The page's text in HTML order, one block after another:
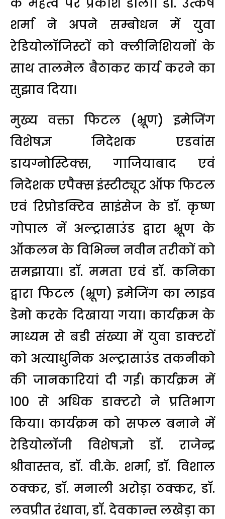
शर्मा ने अपने सम्बोधन में युवा
रेडियोलाॅजिस्टों को क्लीनिशियनों के
साथ तालमेल बैठाकर कार्य करने का
सुझाव दिया।
मुख्य वक्ता फिटल (भ्रूण) इमेजिंग
विशेषज्ञ निदेशक एडवांस
डायग्नोस्टिक्स, गाजियाबाद एवं
निदेशक एपैक्स इंस्टीट्यूट ऑफ फिटल
एवं रिप्रोडक्टिव साइंसेज के डाॅ. कृष्ण
गोपाल नें अल्ट्रासाउंड द्वारा भ्रूण के
ऑकलन के विभिन्न नवीन तरीकों को
समझाया। डाॅ. ममता एवं डाॅ. कनिका
द्वारा फिटल (भ्रूण) इमेजिंग का लाइव
डेमो करके दिखाया गया। कार्यक्रम के
माध्यम से बडी संख्या में युवा डाक्टरों
को अत्याधुनिक अल्ट्रासाउंड तकनीको
की जानकारियां दी गई। कार्यक्रम में
100 से अधिक डाक्टरो ने प्रतिभाग
किया। कार्यक्रम को सफल बनाने में
रेडियोलाॅजी विशेषज्ञो डाॅ. राजेन्द्र
श्रीवास्तव, डाॅ. वी.के. शर्मा, डाॅ. विशाल
ठक्कर, डाॅ. मनाली अरोड़ा ठक्कर, डाॅ.
लवप्रीत रंधावा, डाॅ. देवकान्त लखेड़ा का